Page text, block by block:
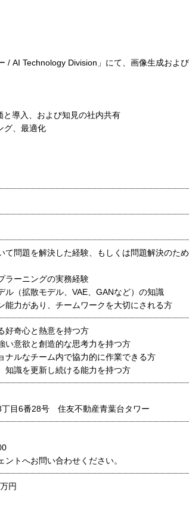
/ AI Technology Division」にて、画像生成およ
と導入、および知見の社内共有
グ、最適化
て問題を解決した経験、もしくは問題解決のた
ラーニングの実務経験
ル（拡散モデル、VAE、GANなど）の知識
能力があり、チームワークを大切にされる方
好奇心と熱意を持つ方
い意欲と創造的な思考力を持つ方
ナルなチーム内で協力的に作業できる方
知識を更新し続ける能力を持つ方
丁目6番28号 住友不動産青葉台タワー
トへお問い合わせください。
円